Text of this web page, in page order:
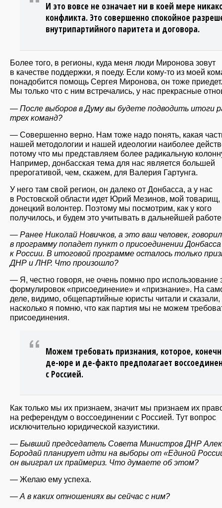
И это вовсе не означает ни в коей мере
конфликта. Это совершенно спокойное
внутрипартийного паритета и договора.
Более того, в регионы, куда меня люди Миронова зовут
в качестве поддержки, я поеду. Если кому-то из моей
понадобится помощь Сергея Миронова, он тоже приедет.
Мы только что с ним встречались, у нас прекрасные
— После выборов в Думу вы будете подводить итоги
трех команд?
— Совершенно верно. Нам тоже надо понять, какая
нашей методологии и нашей идеологии наиболее
потому что мы представляем более радикальную
Например, донбасская тема для нас является большей
прерогативой, чем, скажем, для Валерия Гартунга.
У него там свой регион, он далеко от Донбасса, а у нас
в Ростовской области идет Юрий Мезинов, мой товарищ,
донецкий волонтер. Поэтому мы посмотрим, как у кого
получилось, и будем это учитывать в дальнейшей
— Ранее Николай Новичков, а это ваш человек,
в программу попадет пункт о присоединении Донбасса
к России. В итоговой программе осталось только
ДНР и ЛНР. Что произошло?
— Я, честно говоря, не очень помню про использование
формулировок «присоединение» и «признание». На
деле, видимо, общепартийные юристы читали и сказали,
насколько я помню, что как партия мы не можем
присоединения.
Можем требовать признания, которое,
де-юре и де-факто предполагает
с Россией.
Как только мы их признаем, значит мы признаем их
на референдум о воссоединении с Россией. Тут вопрос
исключительно юридической казуистики.
— Бывший председатель Совета Министров ДНР
Бородай планирует идти на выборы от «Единой
он выиграл их праймериз. Что думаете об этом?
— Желаю ему успеха.
— А в каких отношениях вы сейчас с ним?